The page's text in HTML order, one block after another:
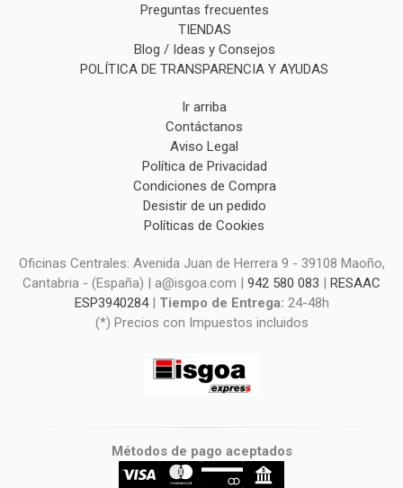
Preguntas frecuentes
TIENDAS
Blog / Ideas y Consejos
POLÍTICA DE TRANSPARENCIA Y AYUDAS
Ir arriba
Contáctanos
Aviso Legal
Política de Privacidad
Condiciones de Compra
Desistir de un pedido
Políticas de Cookies
Oficinas Centrales: Avenida Juan de Herrera 9 - 39108 Maoño,
Cantabria - (España) | a@isgoa.com | 942 580 083 | RESAAC
ESP3940284| Tiempo de Entrega: 24-48h
(*) Precios con Impuestos incluidos
Métodos de pago aceptados